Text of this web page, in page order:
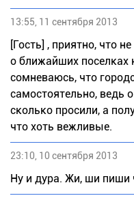
13:55, 11 сентября 2013
[Гость] , приятно, что
о ближайших поселках
сомневаюсь, что
самостоятельно, ведь
сколько просили, а
что хоть вежливые.
23:10, 10 сентября 2013
Ну и дура. Жи, ши пиши